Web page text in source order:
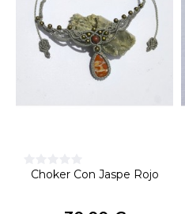
Choker Con Jaspe Rojo